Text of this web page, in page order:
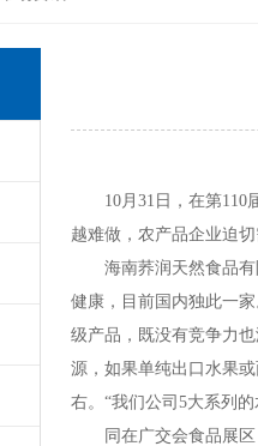
10月 31 日，在第110
越难做，农产品企业迫切
海南荞润天然食品
健康，目前国内独此一家
级产品，既没有竞争力
源，如果单纯出口水果
右。 “我们公司 5大系列
同在广交会食品展